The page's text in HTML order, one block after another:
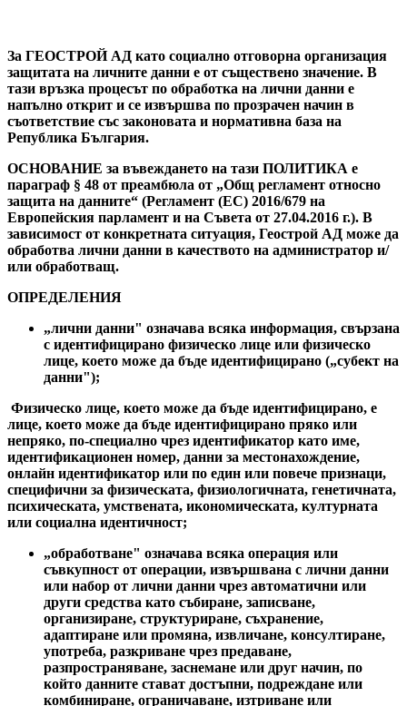
За ГЕОСТРОЙ АД като социално отговорна организация
защитата на личните данни е от съществено значение. В
тази връзка процесът по обработка на лични данни е
напълно открит и се извършва по прозрачен начин в
съответствие със законовата и нормативна база на
Република България.
ОСНОВАНИЕ за въвеждането на тази ПОЛИТИКА е
параграф § 48 от преамбюла от „Общ регламент относно
защита на данните“ (Регламент (ЕС) 2016/679 на
Европейския парламент и на Съвета от 27.04.2016 г.). В
зависимост от конкретната ситуация, Геострой АД може да
обработва лични данни в качеството на администратор и/
или обработващ.
ОПРЕДЕЛЕНИЯ
„лични данни" означава всяка информация, свързана
с идентифицирано физическо лице или физическо
лице, което може да бъде идентифицирано („субект на
данни");
Физическо лице, което може да бъде идентифицирано, е
лице, което може да бъде идентифицирано пряко или
непряко, по-специално чрез идентификатор като име,
идентификационен номер, данни за местонахождение,
онлайн идентификатор или по един или повече признаци,
специфични за физическата, физиологичната, генетичната,
психическата, умствената, икономическата, културната
или социална идентичност;
„обработване" означава всяка операция или
съвкупност от операции, извършвана с лични данни
или набор от лични данни чрез автоматични или
други средства като събиране, записване,
организиране, структуриране, съхранение,
адаптиране или промяна, извличане, консултиране,
употреба, разкриване чрез предаване,
разпространяване, заснемане или друг начин, по
който данните стават достъпни, подреждане или
комбиниране, ограничаване, изтриване или